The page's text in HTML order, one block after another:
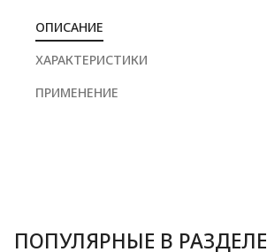
ОПИСАНИЕ
ХАРАКТЕРИСТИКИ
ПРИМЕНЕНИЕ
ПОПУЛЯРНЫЕ В РАЗДЕЛЕ